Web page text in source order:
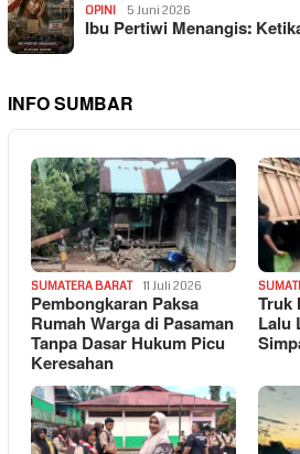
OPINI 5 Juni 2026
Ibu Pertiwi Menangis:
INFO SUMBAR
SUMATERA BARAT 11 Juli 2026
Pembongkaran Paksa
Rumah Warga di Pasaman
Tanpa Dasar Hukum Picu
Keresahan
Truk
Lalu